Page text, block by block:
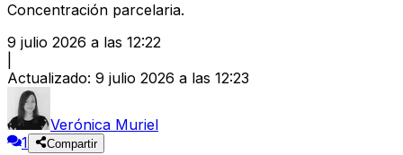
Concentración parcelaria.
9 julio 2026 a las 12:22
Actualizado: 9 julio 2026 a las 12:23
Verónica Muriel
1
Compartir